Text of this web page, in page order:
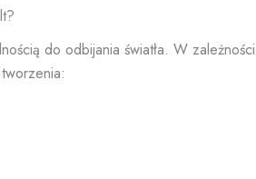
do odbijania światła. W